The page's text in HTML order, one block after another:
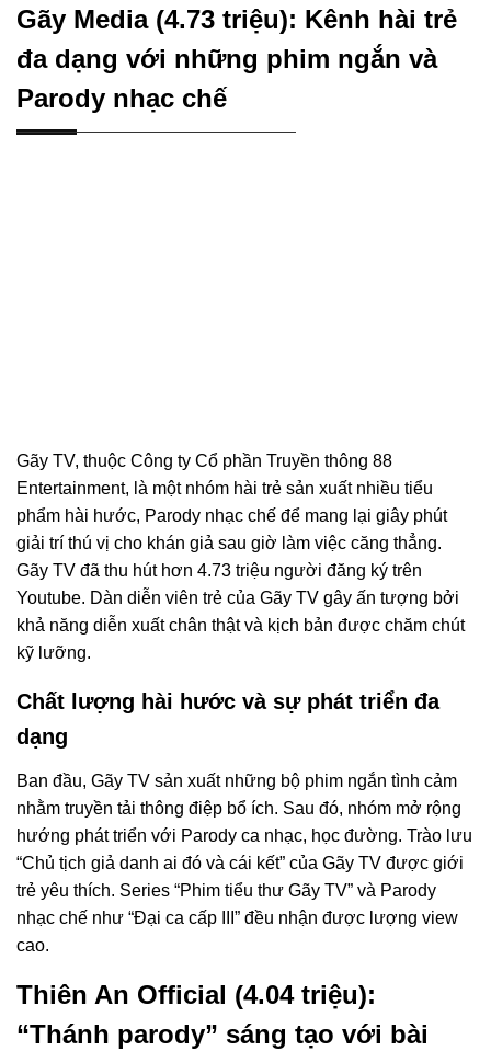
Gãy Media (4.73 triệu): Kênh hài trẻ
đa dạng với những phim ngắn và
Parody nhạc chế
Gãy TV, thuộc Công ty Cổ phần Truyền thông 88
Entertainment, là một nhóm hài trẻ sản xuất nhiều tiểu
phẩm hài hước, Parody nhạc chế để mang lại giây phút
giải trí thú vị cho khán giả sau giờ làm việc căng thẳng.
Gãy TV đã thu hút hơn 4.73 triệu người đăng ký trên
Youtube. Dàn diễn viên trẻ của Gãy TV gây ấn tượng bởi
khả năng diễn xuất chân thật và kịch bản được chăm chút
kỹ lưỡng.
Chất lượng hài hước và sự phát triển đa
dạng
Ban đầu, Gãy TV sản xuất những bộ phim ngắn tình cảm
nhằm truyền tải thông điệp bổ ích. Sau đó, nhóm mở rộng
hướng phát triển với Parody ca nhạc, học đường. Trào lưu
“Chủ tịch giả danh ai đó và cái kết” của Gãy TV được giới
trẻ yêu thích. Series “Phim tiểu thư Gãy TV” và Parody
nhạc chế như “Đại ca cấp III” đều nhận được lượng view
cao.
Thiên An Official (4.04 triệu):
“Thánh parody” sáng tạo với bài